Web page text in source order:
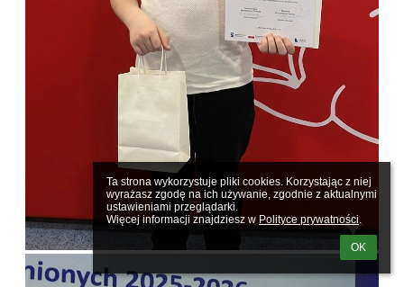
Ta strona wykorzystuje pliki cookies. Korzystając z niej
wyrażasz zgodę na ich używanie, zgodnie z aktualnymi
ustawieniami przeglądarki.
Więcej informacji znajdziesz w Polityce prywatności.
OK